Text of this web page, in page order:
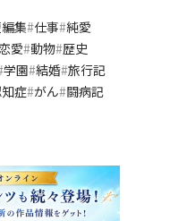
集 仕事 純愛
恋愛 動物 歴史
学園 結婚 旅行記
症 がん 闘病記